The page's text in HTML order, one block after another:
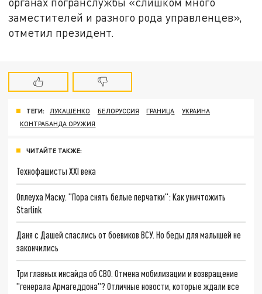
заместителей и разного рода управленцев»,
отметил президент.
ТЕГИ: ЛУКАШЕНКО БЕЛОРУССИЯ ГРАНИЦА
УКРАИНА
КОНТРАБАНДА ОРУЖИЯ
ЧИТАЙТЕ ТАКЖЕ:
Технофашисты XXI века
Оплеуха Маску. "Пора снять белые перчатки": Как уничтожить
Starlink
Даня с Дашей спаслись от боевиков ВСУ. Но беды для малышей не
закончились
Три главных инсайда об СВО. Отмена мобилизации и возвращение
"генерала Армагеддона"? Отличные новости, которые ждали все